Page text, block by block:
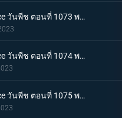
One piece วันพีช ตอนที่ 1073 พากย์ไทย ไม่มีที่ให้หนี ภาพเกาะโอนิกาชิมะในนรก
One piece วันพีช ตอนที่ 1074 พากย์ไทย เชื่อในโมโมะ ท่าเด็ดครั้งสุดท้ายของลูฟี่
One piece วันพีช ตอนที่ 1075 พากย์ไทย คำอธิษฐาน 20 ปี ทวงคืนแคว้นวาโนะ